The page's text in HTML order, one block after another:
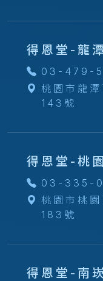
得恩堂-龍潭
03-479-
桃園市龍
143號
得恩堂-桃
03-335-
桃園市桃
183號
得恩堂-南崁